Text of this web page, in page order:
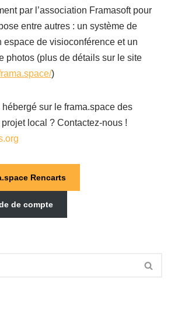
par l’association Framasoft pour
entre autres : un système de
espace de visioconférence et un
photos (plus de détails sur le site
)
sur le frama.space des
local ? Contactez-nous !
Rencarts
de compte